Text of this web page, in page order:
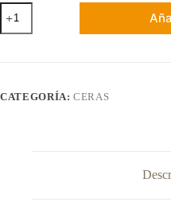
Microcristalina
1
CATEGORÍA:CERAS